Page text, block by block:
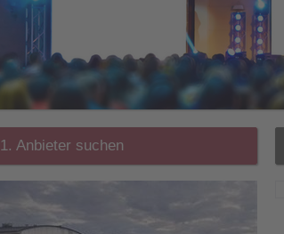
1. Anbieter suchen